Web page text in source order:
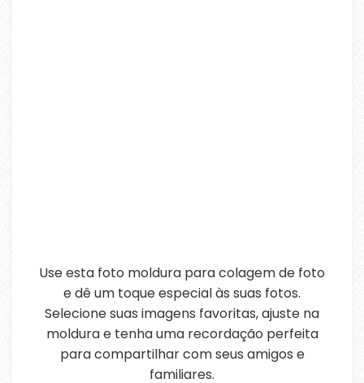
Use esta foto moldura para colagem de foto
e dê um toque especial às suas fotos.
Selecione suas imagens favoritas, ajuste na
moldura e tenha uma recordação perfeita
para compartilhar com seus amigos e
familiares.